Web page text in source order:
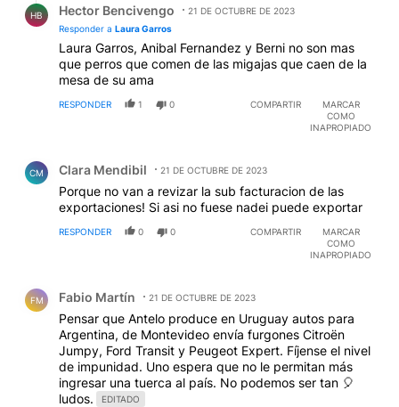
HB Hector Bencivengo
21 DE OCTUBRE DE 2023
Responder a Laura Garros
Laura Garros, Anibal Fernandez y Berni no son mas
que perros que comen de las migajas que caen de la
mesa de su ama
RESPONDER 1 0 COMPARTIR
MARCAR
COMO
INAPROPIADO
CM Clara Mendibil 21 DE OCTUBRE DE 2023
Porque no van a revizar la sub facturacion de las
exportaciones! Si asi no fuese nadei puede exportar
RESPONDER 0 0 COMPARTIR
MARCAR
COMO
INAPROPIADO
FM Fabio Martín 21 DE OCTUBRE DE 2023
Pensar que Antelo produce en Uruguay autos para
Argentina, de Montevideo envía furgones Citroën
Jumpy, Ford Transit y Peugeot Expert. Fíjense el nivel
de impunidad. Uno espera que no le permitan más
ingresar una tuerca al país. No podemos ser tan 🎈
ludos.
EDITADO